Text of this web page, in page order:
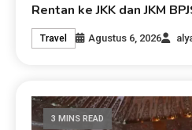
Rentan ke JKK dan JKM
Travel Agustus 6, 2026
3 MINS READ